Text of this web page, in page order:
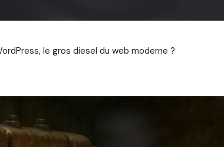
le gros diesel du web moderne ?